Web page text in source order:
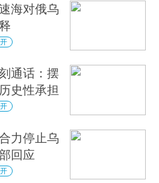
海对俄乌
通话：摆
史性承担
力停止乌
回应